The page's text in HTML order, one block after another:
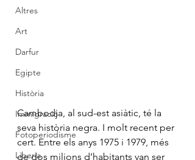
Altres
Art
Darfur
Egipte
Història
Immigració
Fotoperiodisme
Liberia
Cambodja, al sud-est asiàtic, té la
seva història negra. I molt recent per
cert. Entre els anys 1975 i 1979, més
de dos milions d’habitants van ser